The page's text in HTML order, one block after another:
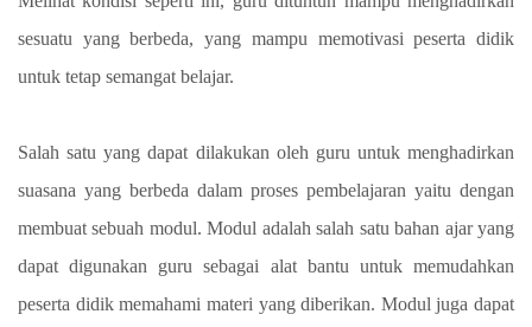
sesuatu yang berbeda, yang mampu memotivasi peserta didik
untuk tetap semangat belajar.
Salah satu yang dapat dilakukan oleh guru untuk menghadirkan
suasana yang berbeda dalam proses pembelajaran yaitu dengan
membuat sebuah modul. Modul adalah salah satu bahan ajar yang
dapat digunakan guru sebagai alat bantu untuk memudahkan
peserta didik memahami materi yang diberikan. Modul juga dapat